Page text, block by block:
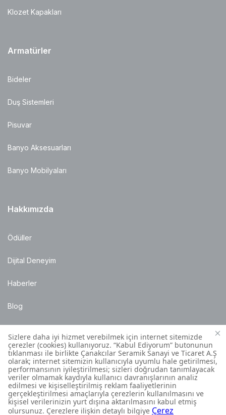
Klozet Kapakları
Armatürler
Bideler
Duş Sistemleri
Pisuvar
Banyo Aksesuarları
Banyo Mobilyaları
Hakkımızda
Ödüller
Dijital Deneyim
Haberler
Blog
Satış Noktaları
Montaj Bilgileri
Müşteri İletişim Merkezi